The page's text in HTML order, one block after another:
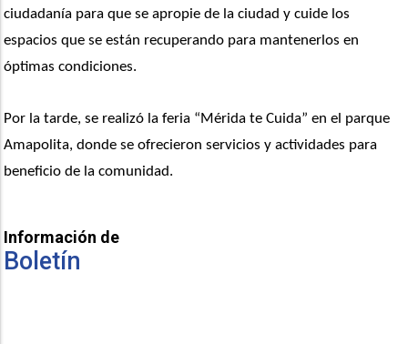
ciudadanía para que se apropie de la ciudad y cuide los
espacios que se están recuperando para mantenerlos en
óptimas condiciones.
Por la tarde, se realizó la feria “Mérida te Cuida” en el parque
Amapolita, donde se ofrecieron servicios y actividades para
beneficio de la comunidad.
Información de
Boletín